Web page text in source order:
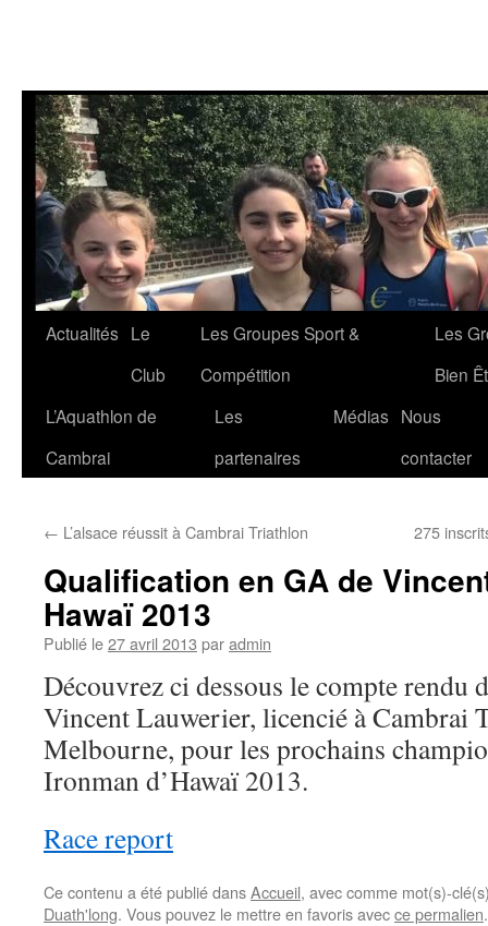
Aller
contenu
Actualités Le
Club
Les Groupes Sport &
Compétition
Les
Bien
L’Aquathlon de
Cambrai
Les
partenaires
Médias Nous
contacter
← L’alsace réussit à Cambrai Triathlon 275
Qualification en GA de
Hawaï 2013
Publié le27 avril 2013 paradmin
Découvrez ci dessous le compte rendu
Vincent Lauwerier, licencié à Cambrai
Melbourne, pour les prochains
Ironman d’Hawaï 2013.
Race report
Ce contenu a été publié dansAccueil, avec comme mot(s)-
Duath'long. Vous pouvez le mettre en favoris avecce permalien.